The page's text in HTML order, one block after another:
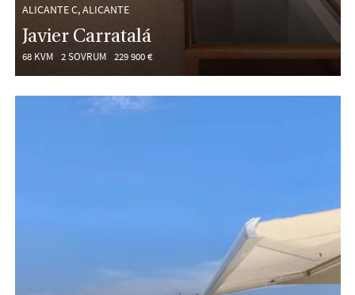
ALICANTE C, ALICANTE
Javier Carratalá
68 KVM 2 SOVRUM 229 900 €